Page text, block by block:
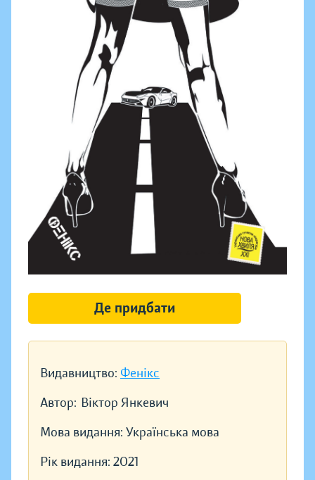
Видавництво: Фенікс
Автор: Віктор Янкевич
Мова видання: Українська мова
Рік видання: 2021
Де придбати